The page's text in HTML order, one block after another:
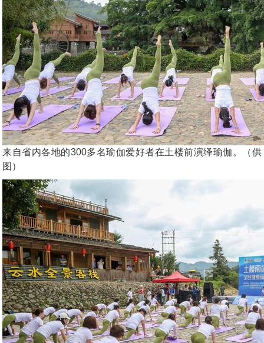
来自省内各地的300多名瑜伽爱好者在土楼前演绎瑜伽。（供
图）